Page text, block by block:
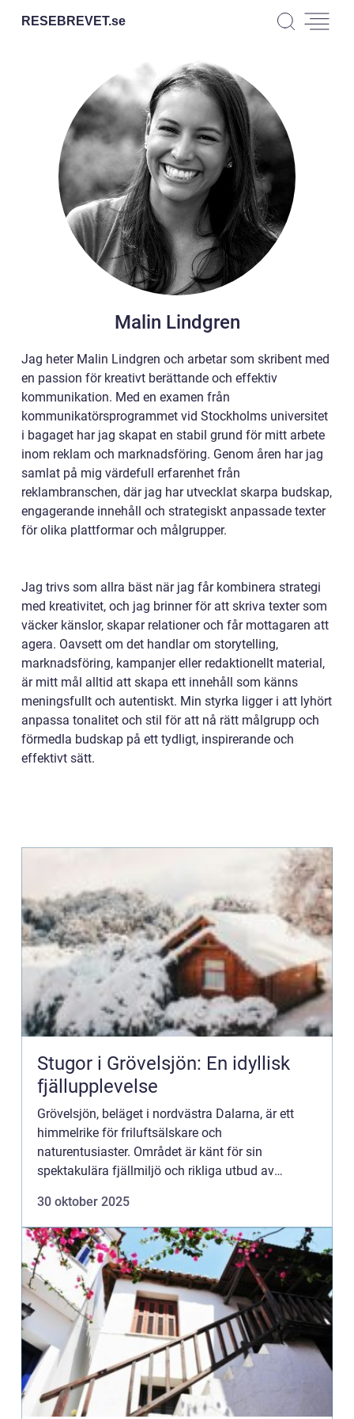
RESEBREVET.se
Malin Lindgren
Jag heter Malin Lindgren och arbetar som skribent med
en passion för kreativt berättande och effektiv
kommunikation. Med en examen från
kommunikatörsprogrammet vid Stockholms universitet
i bagaget har jag skapat en stabil grund för mitt arbete
inom reklam och marknadsföring. Genom åren har jag
samlat på mig värdefull erfarenhet från
reklambranschen, där jag har utvecklat skarpa budskap,
engagerande innehåll och strategiskt anpassade texter
för olika plattformar och målgrupper.
Jag trivs som allra bäst när jag får kombinera strategi
med kreativitet, och jag brinner för att skriva texter som
väcker känslor, skapar relationer och får mottagaren att
agera. Oavsett om det handlar om storytelling,
marknadsföring, kampanjer eller redaktionellt material,
är mitt mål alltid att skapa ett innehåll som känns
meningsfullt och autentiskt. Min styrka ligger i att lyhört
anpassa tonalitet och stil för att nå rätt målgrupp och
förmedla budskap på ett tydligt, inspirerande och
effektivt sätt.
Stugor i Grövelsjön: En idyllisk
fjällupplevelse
Grövelsjön, beläget i nordvästra Dalarna, är ett
himmelrike för friluftsälskare och
naturentusiaster. Området är känt för sin
spektakulära fjällmiljö och rikliga utbud av
30 oktober 2025